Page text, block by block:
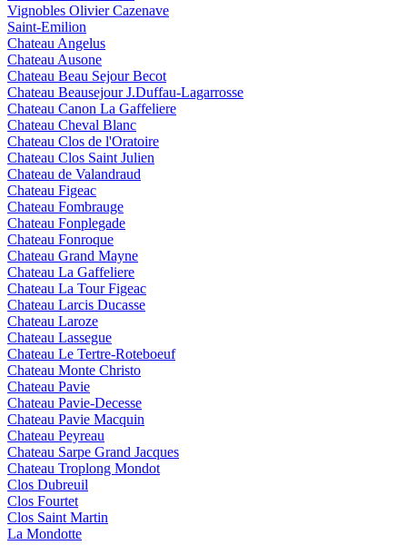
Vignobles Olivier Cazenave
Saint-Emilion
Chateau Angelus
Chateau Ausone
Chateau Beau Sejour Becot
Chateau Beausejour J.Duffau-Lagarrosse
Chateau Canon La Gaffeliere
Chateau Cheval Blanc
Chateau Clos de l'Oratoire
Chateau Clos Saint Julien
Chateau de Valandraud
Chateau Figeac
Chateau Fombrauge
Chateau Fonplegade
Chateau Fonroque
Chateau Grand Mayne
Chateau La Gaffeliere
Chateau La Tour Figeac
Chateau Larcis Ducasse
Chateau Laroze
Chateau Lassegue
Chateau Le Tertre-Roteboeuf
Chateau Monte Christo
Chateau Pavie
Chateau Pavie-Decesse
Chateau Pavie Macquin
Chateau Peyreau
Chateau Sarpe Grand Jacques
Chateau Troplong Mondot
Clos Dubreuil
Clos Fourtet
Clos Saint Martin
La Mondotte